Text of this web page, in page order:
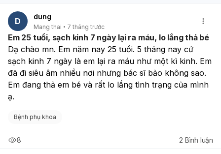
thai, nên làm ngay test β-hCG máu để xác định còn hay
đã hết thai; đồng thời theo dõi tình trạng ra máu, nếu ra
nhiều (ướt ≥2 băng dày/giờ), đau bụng tăng dần, choáng,
sốt thì cần đi cấp cứu. Trường hợp hiện tại máu giảm dần,
không đau nhiều, cơ thể ổn định thì vẫn nên đi khám phụ
khoa và siêu âm để kiểm tra buồng tử cung còn sót tổ
chức hay không.
D dung
Mang thai 7 tháng trước
Em 25 tuổi, sạch kinh 7 ngày lại ra máu, lo lắng thả bé
Dạ chào mn. Em năm nay 25 tuổi. 5 tháng nay cứ
sạch kinh 7 ngày là em lại ra máu như một kì kinh. Em
đã đi siêu âm nhiều nơi nhưng bác sĩ bảo không sao.
Em đang thả em bé và rất lo lắng tình trạng của mình
ạ.
Bệnh phụ khoa
8 2 Bình luận